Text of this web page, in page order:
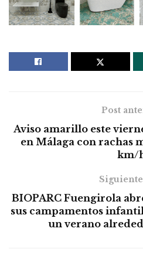
Post
Aviso amarillo este
en Málaga con rachas
km/
BIOPARC Fuengirola
sus campamentos
un verano